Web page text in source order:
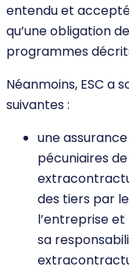
entendu et accepté
qu’une obligation
programmes
Néanmoins, ESC a
suivantes :
une
pécuniaires
des tiers par
l’entreprise
sa